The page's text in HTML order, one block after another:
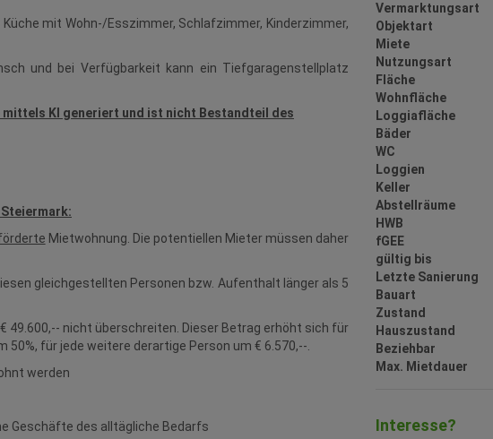
mit Wohn-/Esszimmer, Schlafzimmer, Kinderzimmer,
und bei Verfügbarkeit kann ein Tiefgaragenstellplatz
KI generiert und ist nicht Bestandteil des
Mietwohnung. Die potentiellen Mieter müssen daher
gleichgestellten Personen bzw. Aufenthalt länger als 5
49.600,-- nicht überschreiten. Dieser Betrag erhöht sich für
für jede weitere derartige Person um € 6.570,--.
werden
Geschäfte des alltägliche Bedarfs
Vermarktungsart
Objektart
Miete
Nutzungsart
Fläche
Wohnfläche
Loggiafläche
Bäder
WC
Loggien
Keller
Abstellräume
HWB
fGEE
gültig bis
Letzte Sanierung
Bauart
Zustand
Hauszustand
Beziehbar
Max. Mietdauer
Interesse?